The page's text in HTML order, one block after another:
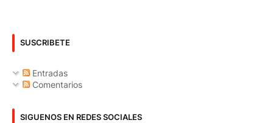
SUSCRIBETE
Entradas
Comentarios
SIGUENOS EN REDES SOCIALES